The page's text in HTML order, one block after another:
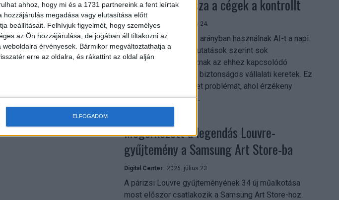
ahhoz, hogy mi és a 1731 partnereink a fent leírtak
megadása vagy elutasítása előtt
beállításait. Felhívjuk figyelmét, hogy személyes
az Ön hozzájárulása, de jogában áll tiltakozni az
érvényesek. Bármikor megváltoztathatja a
erre az oldalra, és rákattint az oldal alján
ELFOGADOM
szerezhetik vissza a cégek a kontrollt
Digital Center 2026. július 24.
A munkavállalók nagy arányban használnak AI-t a napi
munkában, ám friss kutatások szerint sok
szervezetnél hiányoznak az ehhez kapcsolódó
világos irányelvek és biztonságos vállalati keretek. Ez
különösen ott jelenthet problémát, ahol érzékeny
üzleti információkkal...
Megérkezett a legendás Louvre-
gyűjtemény a Samsung Art Store-ba
Digital Center 2026. július 23.
A párizsi Louvre gyűjteményének 34 új műalkotása
most először csatlakozik a Samsung Art Store-hoz.